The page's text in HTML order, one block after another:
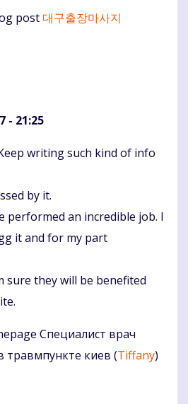
post대구출장마사지
- 21:25
writing such kind of info
by it.
performed an incredible job. I
it and for my part
sure they will be benefited
Специалист врач
травмпункте киев (Tiffany)